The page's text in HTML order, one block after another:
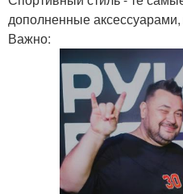
дополненные
Важно: